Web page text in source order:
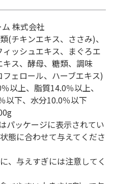
ム 株式会社
(チキンエキス、ささみ)、
ッシュエキス、まぐろエ
ス、酵母、糖類、調味
ェロール、ハーブエキス)
以上、脂質14.0％以上、
以下、水分10.0％以下
パッケージに表示されてい
態に合わせて与えてくださ
、与えすぎには注意してく